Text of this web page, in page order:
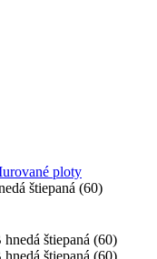
ploty
štiepaná (60)